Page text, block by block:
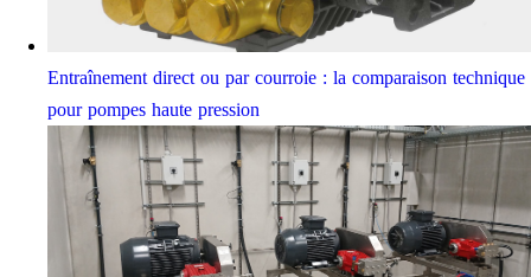
Entraînement direct ou par courroie : la comparaison technique
pour pompes haute pression